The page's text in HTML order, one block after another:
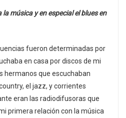
música y en especial el blues en
fueron determinadas por
en casa por discos de mi
hermanos que escuchaban
el jazz, y corrientes
eran las radiodifusoras que
primera relación con la música